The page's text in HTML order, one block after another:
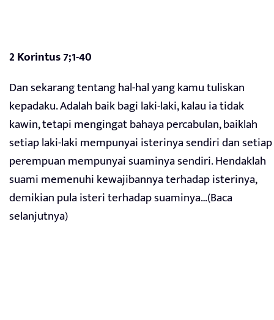
2 Korintus 7;1-40
Dan sekarang tentang hal-hal yang kamu tuliskan
kepadaku. Adalah baik bagi laki-laki, kalau ia tidak
kawin, tetapi mengingat bahaya percabulan, baiklah
setiap laki-laki mempunyai isterinya sendiri dan setiap
perempuan mempunyai suaminya sendiri. Hendaklah
suami memenuhi kewajibannya terhadap isterinya,
demikian pula isteri terhadap suaminya…(Baca
selanjutnya)